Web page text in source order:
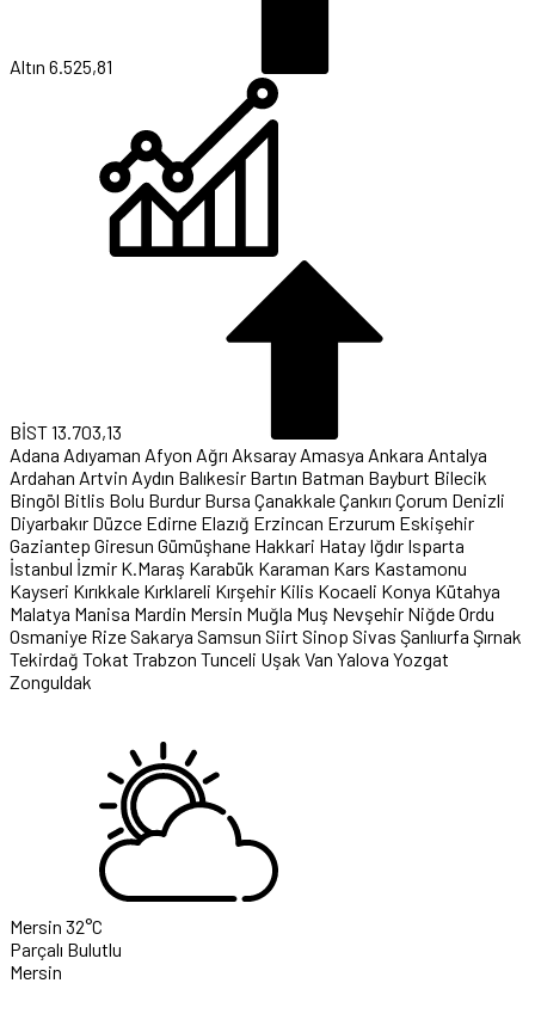
Altın 6.525,81
BİST13.703,13
Adana Adıyaman Afyon Ağrı Aksaray Amasya Ankara Antalya
Ardahan Artvin Aydın Balıkesir Bartın Batman Bayburt Bilecik
Bingöl Bitlis Bolu Burdur Bursa ÇanakkaleÇankırı Çorum Denizli
Diyarbakır Düzce Edirne Elazığ Erzincan Erzurum Eskişehir
Gaziantep Giresun Gümüşhane Hakkari Hatay Iğdır Isparta
İstanbul İzmir K.Maraş Karabük Karaman Kars Kastamonu
Kayseri Kırıkkale Kırklareli Kırşehir Kilis Kocaeli Konya Kütahya
Malatya Manisa Mardin Mersin Muğla Muş Nevşehir NiğdeOrdu
Osmaniye RizeSakarya Samsun Siirt Sinop Sivas Şanlıurfa Şırnak
Tekirdağ Tokat Trabzon Tunceli Uşak Van Yalova Yozgat
Zonguldak
Mersin 32°C
Parçalı Bulutlu
Mersin